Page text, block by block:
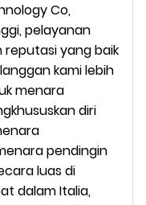
Co,
pelayanan
reputasi yang baik
kami lebih
menara
diri
pendingin
luas di
dalamItalia,